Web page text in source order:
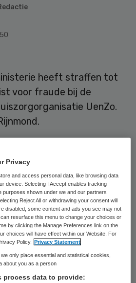
heeft straffen tot
voor fraude bij de
UenZo.
zijn tussen de 39 en 57
Rotterdam en Schiedam.
UenZo meer
werd geleverd,
. Het geld dat zo
eigen zak gestoken, aldus
UenZo richtte zich
allochtone
Privacy
and access personal data, like browsing data
device. Selecting I Accept enables tracking
purposes shown under we and our partners
Reject All or withdrawing your consent will
disabled, some content and ads you see may not
resurface this menu to change your choices or
by clicking the Manage Preferences link on the
choices will have effect within our Website. For
Policy.
Privacy Statement
only place essential and statistical cookies,
about you as a person
process data to provide: